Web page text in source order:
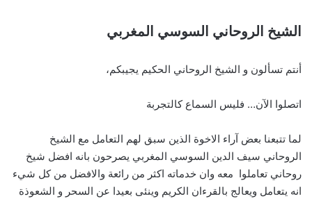
الشيخ الروحاني السوسي المغربي
أنتم تسألون و الشيخ الروحاني الحكيم يجيبكم،
اتصلوا الآن… فليس السماع كالتجربة
لما تتبعنا بعض آراء الاخوة الذين سبق لهم التعامل مع الشيخ
الروحاني سيف الدين السوسي المغربي يصرحون بانه افضل شيخ
روحاني تعاملوا معه وان خدماته اكثر من رائعة والافضل من كل شيء
انه يتعامل ويعالج بالقرءان الكريم وينئى بعيدا عن السحر و الشعوذة